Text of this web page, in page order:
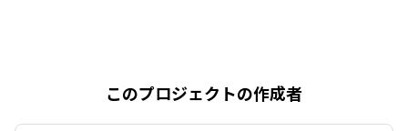
このプロジェクトの作成者